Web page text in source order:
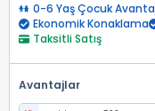
0-6 Yaş Çocuk
Ekonomik Konaklama
Taksitli Satış
Avantajlar